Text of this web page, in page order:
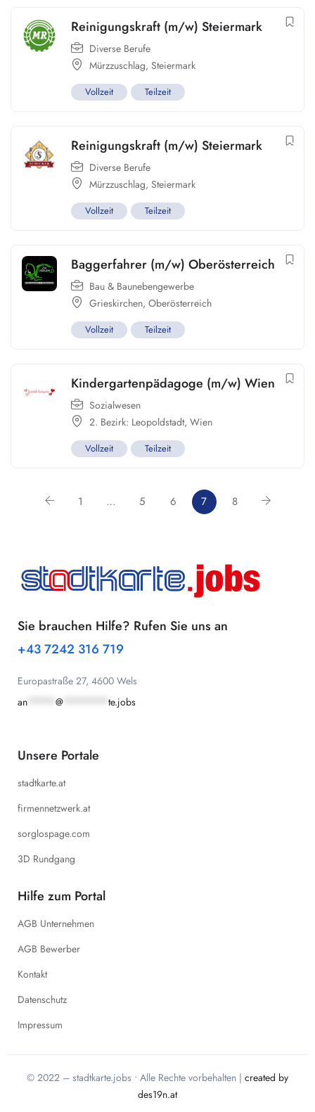
Reinigungskraft (m/w) Steiermark
Diverse Berufe
Mürzzuschlag, Steiermark
Vollzeit Teilzeit
Reinigungskraft (m/w) Steiermark
Diverse Berufe
Mürzzuschlag, Steiermark
Vollzeit Teilzeit
Baggerfahrer (m/w) Oberösterreich
Bau & Baunebengewerbe
Grieskirchen, Oberösterreich
Vollzeit Teilzeit
Kindergartenpädagoge (m/w) Wien
Sozialwesen
2. Bezirk: Leopoldstadt, Wien
Vollzeit Teilzeit
1 … 5 6 7 8
Sie brauchen Hilfe? Rufen Sie uns an
+43 7242 316 719
Europastraße 27, 4600 Wels
an
@ te.jobs
Unsere Portale
stadtkarte.at
firmennetzwerk.at
sorglospage.com
3D Rundgang
Hilfe zum Portal
AGB Unternehmen
AGB Bewerber
Kontakt
Datenschutz
Impressum
© 2022 – stadtkarte.jobs • Alle Rechte vorbehalten | created by
des19n.at